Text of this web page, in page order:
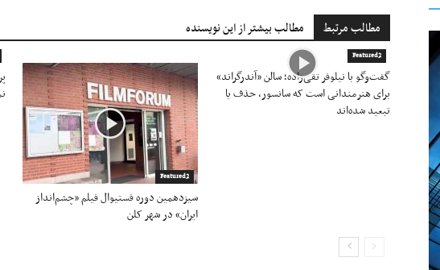
مطالب مرتبط مطالب بیشتر از این نویسنده
Featured2
سیزدهمین دوره فستیوال فیلم «چشم‌انداز
ایران» در شهر کلن
Featured2
گفت‌وگو با نیلوفر تقی‌زاده؛ سالن «آندرگراند»
برای هنرمندانی است که سانسور، حذف یا
تبعید شده‌اند